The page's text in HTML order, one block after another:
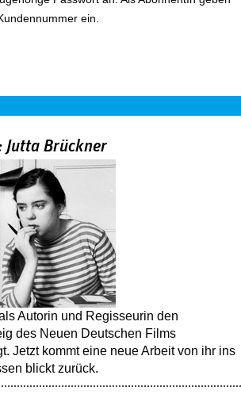
ein.
Jutta Brückner
Autorin und Regisseurin den
des Neuen Deutschen Films
Jetzt kommt eine neue Arbeit von ihr ins
blickt zurück.